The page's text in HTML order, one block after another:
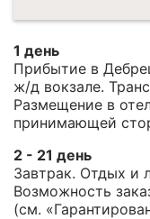
1 день
Прибытие в
ж/д вокзале.
Размещение в
принимающей
2 - 21 день
Завтрак. Отдых и
Возможность
(см.